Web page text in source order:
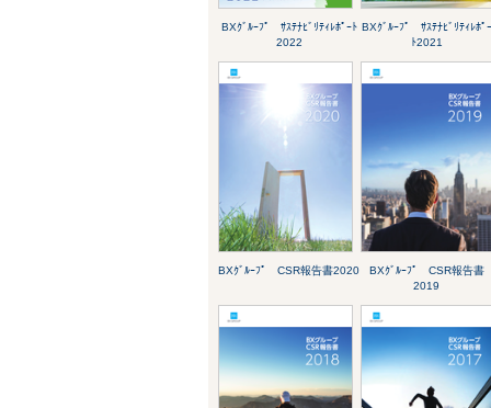
BXｸﾞﾙｰﾌﾟ ｻｽﾃﾅﾋﾞﾘﾃｨﾚﾎﾟｰﾄ
2022
BXｸﾞﾙｰﾌﾟ ｻｽﾃﾅﾋﾞﾘﾃｨﾚﾎﾟｰ
ﾄ2021
BXｸﾞﾙｰﾌﾟ CSR報告書2020
BXｸﾞﾙｰﾌﾟ CSR報告書
2019